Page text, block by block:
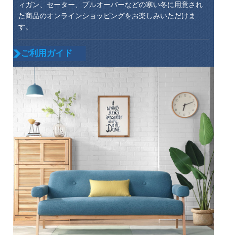
ィガン、セーター、プルオーバーなどの寒い冬に用意され
た商品のオンラインショッピングをお楽しみいただけま
す。
ご利用ガイド